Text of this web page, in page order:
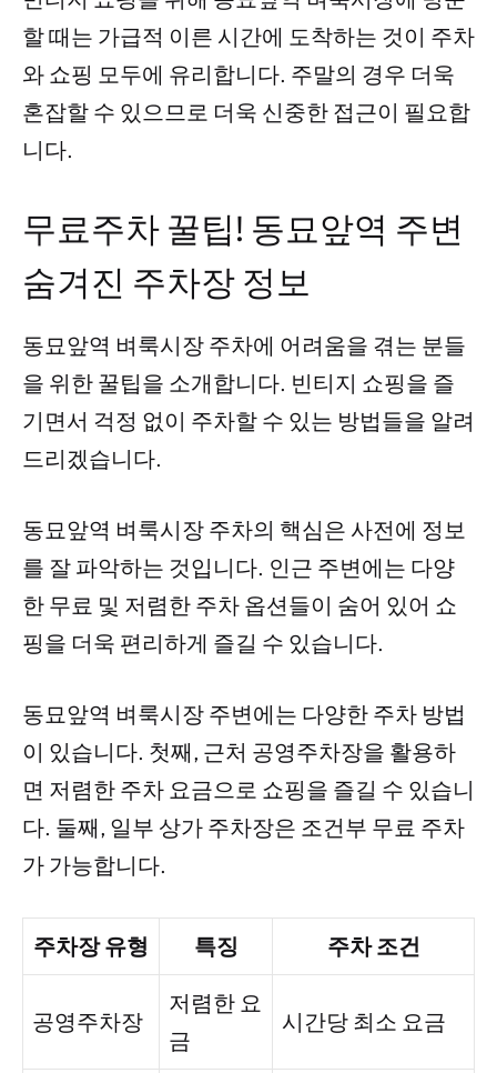
할 때는 가급적 이른 시간에 도착하는 것이 주차
와 쇼핑 모두에 유리합니다. 주말의 경우 더욱
혼잡할 수 있으므로 더욱 신중한 접근이 필요합
니다.
무료주차 꿀팁! 동묘앞역 주변
숨겨진 주차장 정보
동묘앞역 벼룩시장 주차에 어려움을 겪는 분들
을 위한 꿀팁을 소개합니다. 빈티지 쇼핑을 즐
기면서 걱정 없이 주차할 수 있는 방법들을 알려
드리겠습니다.
동묘앞역 벼룩시장 주차의 핵심은 사전에 정보
를 잘 파악하는 것입니다. 인근 주변에는 다양
한 무료 및 저렴한 주차 옵션들이 숨어 있어 쇼
핑을 더욱 편리하게 즐길 수 있습니다.
동묘앞역 벼룩시장 주변에는 다양한 주차 방법
이 있습니다. 첫째, 근처 공영주차장을 활용하
면 저렴한 주차 요금으로 쇼핑을 즐길 수 있습니
다. 둘째, 일부 상가 주차장은 조건부 무료 주차
가 가능합니다.
주차장 유형 특징 주차 조건
공영주차장
저렴한 요
금
시간당 최소 요금